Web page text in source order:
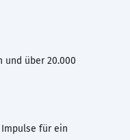
und über 20.000
für ein